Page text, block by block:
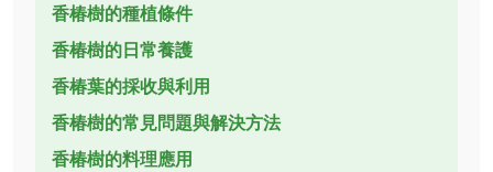
香椿樹的種植條件
香椿樹的日常養護
香椿葉的採收與利用
香椿樹的常見問題與解決方法
香椿樹的料理應用